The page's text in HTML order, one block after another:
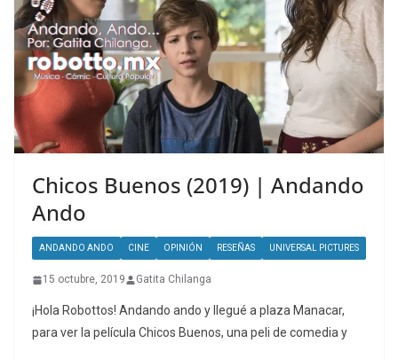
Chicos Buenos (2019) | Andando
Ando
ANDANDO ANDO CINE OPINIÓN RESEÑAS UNIVERSAL PICTURES
15 octubre, 2019 Gatita Chilanga
¡Hola Robottos! Andando ando y llegué a plaza Manacar,
para ver la película Chicos Buenos, una peli de comedia y